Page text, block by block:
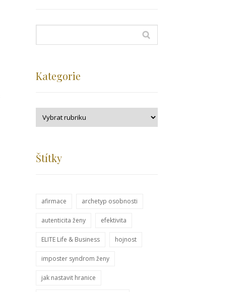
Kategorie
Štítky
afirmace archetyp osobnosti
autenticita ženy efektivita
ELITE Life & Business hojnost
imposter syndrom ženy
jak nastavit hranice